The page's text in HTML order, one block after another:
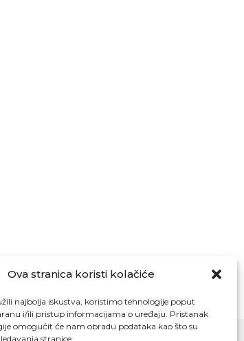
Ova stranica koristi kolačiće
najbolja iskustva, koristimo tehnologije poput
i/ili pristup informacijama o uređaju. Pristanak
omogućit će nam obradu podataka kao što su
stranice.